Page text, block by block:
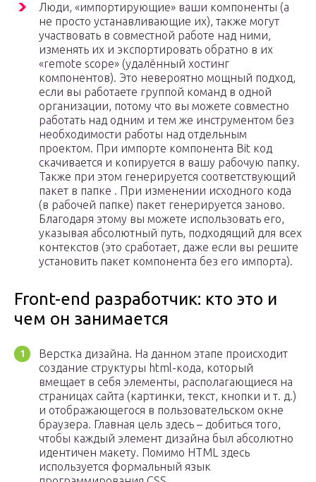
Люди, «импортирующие» ваши компоненты (а
не просто устанавливающие их), также могут
участвовать в совместной работе над ними,
изменять их и экспортировать обратно в их
«remote scope» (удалённый хостинг
компонентов). Это невероятно мощный подход,
если вы работаете группой команд в одной
организации, потому что вы можете совместно
работать над одним и тем же инструментом без
необходимости работы над отдельным
проектом. При импорте компонента Bit код
скачивается и копируется в вашу рабочую папку.
Также при этом генерируется соответствующий
пакет в папке . При изменении исходного кода
(в рабочей папке) пакет генерируется заново.
Благодаря этому вы можете использовать его,
указывая абсолютный путь, подходящий для всех
контекстов (это сработает, даже если вы решите
установить пакет компонента без его импорта).
Front-end разработчик: кто это и
чем он занимается
Верстка дизайна. На данном этапе происходит
создание структуры html-кода, который
вмещает в себя элементы, располагающиеся на
страницах сайта (картинки, текст, кнопки и т. д.)
и отображающегося в пользовательском окне
браузера. Главная цель здесь – добиться того,
чтобы каждый элемент дизайна был абсолютно
идентичен макету. Помимо HTML здесь
используется формальный язык